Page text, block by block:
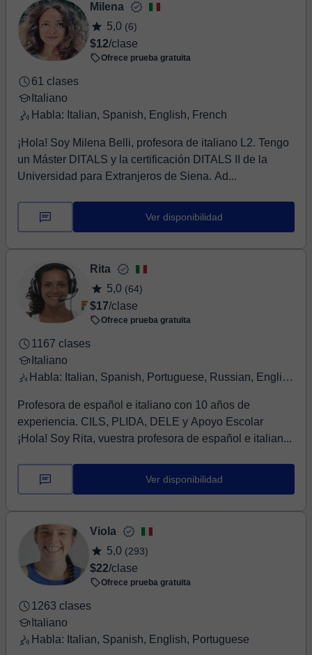
Milena
5,0 (6)
$12/clase
Ofrece prueba gratuita
61 clases
Italiano
Habla: Italian, Spanish, English, French
¡Hola! Soy Milena Belli, profesora de italiano L2. Tengo
un Máster DITALS y la certificación DITALS II de la
Universidad para Extranjeros de Siena. Ad...
Ver disponibilidad
Rita
5,0 (64)
$17/clase
Ofrece prueba gratuita
1167 clases
Italiano
Habla: Italian, Spanish, Portuguese, Russian, English, French
Profesora de español e italiano con 10 años de
experiencia. CILS, PLIDA, DELE y Apoyo Escolar
¡Hola! Soy Rita, vuestra profesora de español e italian...
Ver disponibilidad
Viola
5,0 (293)
$22/clase
Ofrece prueba gratuita
1263 clases
Italiano
Habla: Italian, Spanish, English, Portuguese